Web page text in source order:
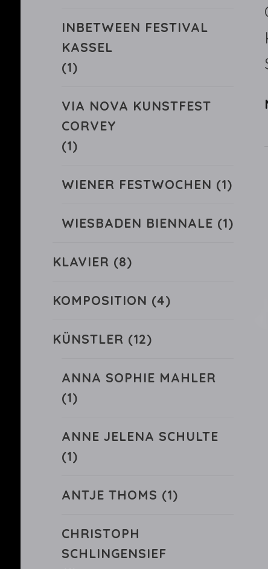
INBETWEEN FESTIVAL
KASSEL
(1)
VIA NOVA KUNSTFEST
CORVEY
(1)
WIENER FESTWOCHEN (1)
WIESBADEN BIENNALE (1)
KLAVIER (8)
KOMPOSITION (4)
KÜNSTLER (12)
ANNA SOPHIE MAHLER
(1)
ANNE JELENA SCHULTE
(1)
ANTJE THOMS (1)
CHRISTOPH
SCHLINGENSIEF